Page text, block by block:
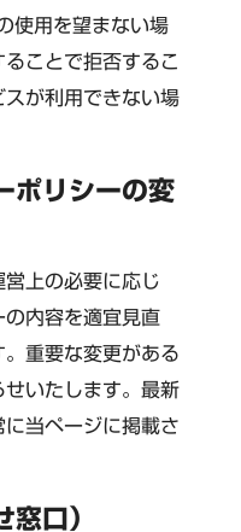
使用を望まない場
ことで拒否するこ
が利用できない場
ポリシーの変
上の必要に応じ
内容を適宜見直
重要な変更がある
いたします。最新
当ページに掲載さ
口）